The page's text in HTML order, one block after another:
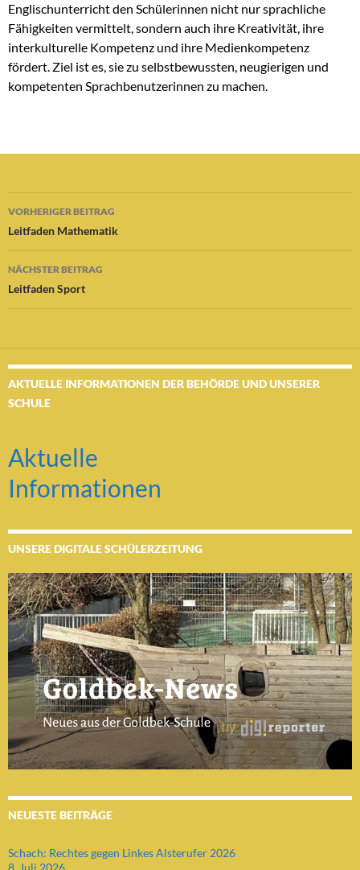
Englischunterricht den Schülerinnen nicht nur sprachliche
Fähigkeiten vermittelt, sondern auch ihre Kreativität, ihre
interkulturelle Kompetenz und ihre Medienkompetenz
fördert. Ziel ist es, sie zu selbstbewussten, neugierigen und
kompetenten Sprachbenutzerinnen zu machen.
Beitragsnavigation
VORHERIGER BEITRAG
Leitfaden Mathematik
NÄCHSTER BEITRAG
Leitfaden Sport
AKTUELLE INFORMATIONEN DER BEHÖRDE UND UNSERER
SCHULE
Aktuelle
Informationen
UNSERE DIGITALE SCHÜLERZEITUNG
NEUESTE BEITRÄGE
Schach: Rechtes gegen Linkes Alsterufer 2026
8. Juli 2026